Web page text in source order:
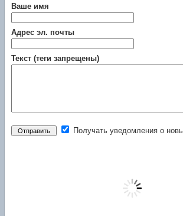
Ваше имя
Адрес эл. почты
Текст (теги запрещены)
Получать уведомления о